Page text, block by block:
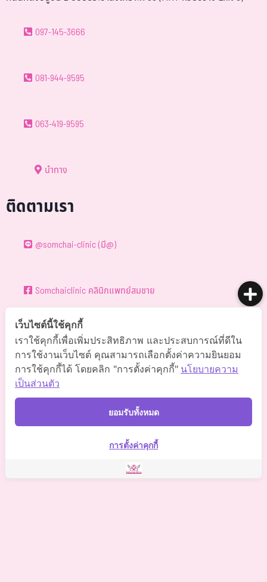
097-145-3666
081-944-9595
063-419-9595
นำทาง
ติดตามเรา
@somchai-clinic (มี@)
Somchaiclinic คลินิกแพทย์สมชาย
Somchaiclinic
Somchaiclinic
Somchai Clinic
2021 Somchai Clinic. All Rights Reserved. Powered by
เว็บไซต์นี้ใช้คุกกี้
เราใช้คุกกี้เพื่อเพิ่มประสิทธิภาพ และประสบการณ์ที่ดีใน
การใช้งานเว็บไซต์ คุณสามารถเลือกตั้งค่าความยินยอม
การใช้คุกกี้ได้ โดยคลิก "การตั้งค่าคุกกี้" นโยบายความ
เป็นส่วนตัว
ยอมรับทั้งหมด
การตั้งค่าคุกกี้